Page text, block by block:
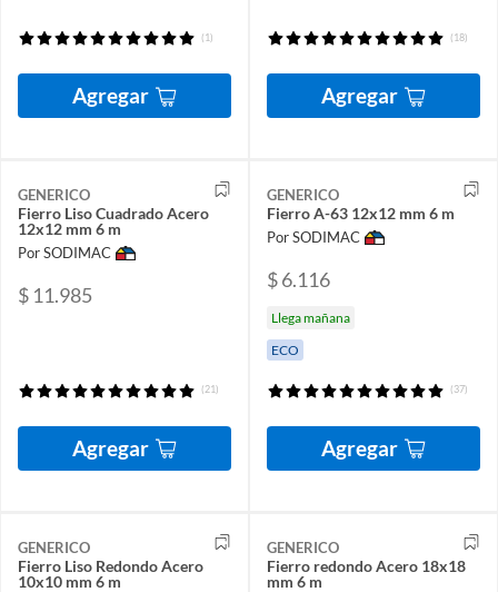
(1)
Agregar
(18)
Agregar
GENERICO
Fierro Liso Cuadrado Acero
12x12 mm 6 m
Por SODIMAC
$ 11.985
(21)
Agregar
GENERICO
Fierro A-63 12x12 mm 6 m
Por SODIMAC
$ 6.116
Llega mañana
ECO
(37)
Agregar
GENERICO
Fierro Liso Redondo Acero
10x10 mm 6 m
GENERICO
Fierro redondo Acero 18x18
mm 6 m